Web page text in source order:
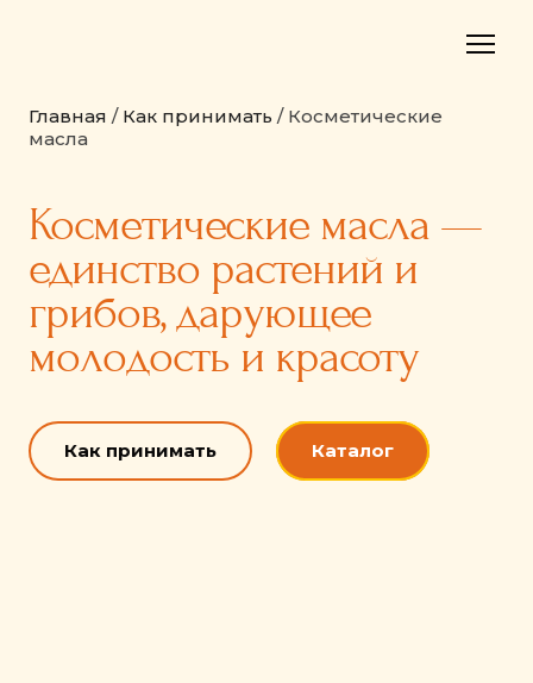
Главная / Как принимать / Косметические
масла
Косметические масла —
единство растений и
грибов, дарующее
молодость и красоту
Как принимать Каталог